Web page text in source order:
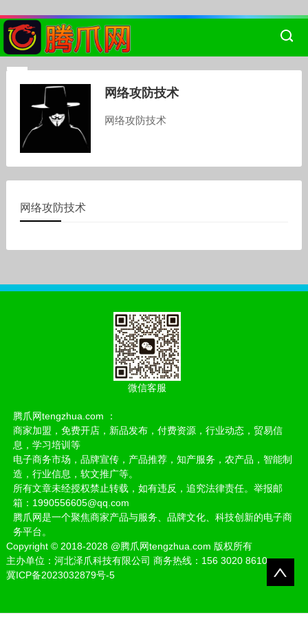
网络攻防技术
网络攻防技术
网络攻防技术
微信客服
腾爪网tengzhua.com ：
商家加盟，免费开店，新品发布，付费资源，行业动态，贸易信
息，学习培训等
电子商务市场，品牌宣传，产品推荐，知产服务，农产品，智能制
造，行业信息，软文推广等。
所有文章未经授权禁止转载，如有违反，追究法律责任。举报邮
箱：1990556605@qq.com
腾爪网是一个聚焦商家产品与服务、品牌文化、科技创新的电子商
务平台。
Copyright ©2018-2028 @腾爪网tengzhua.com 版权所有
主办单位：河北泽爪科技有限公司 商务热线：156 3020 8610
冀ICP备2023032879号-5